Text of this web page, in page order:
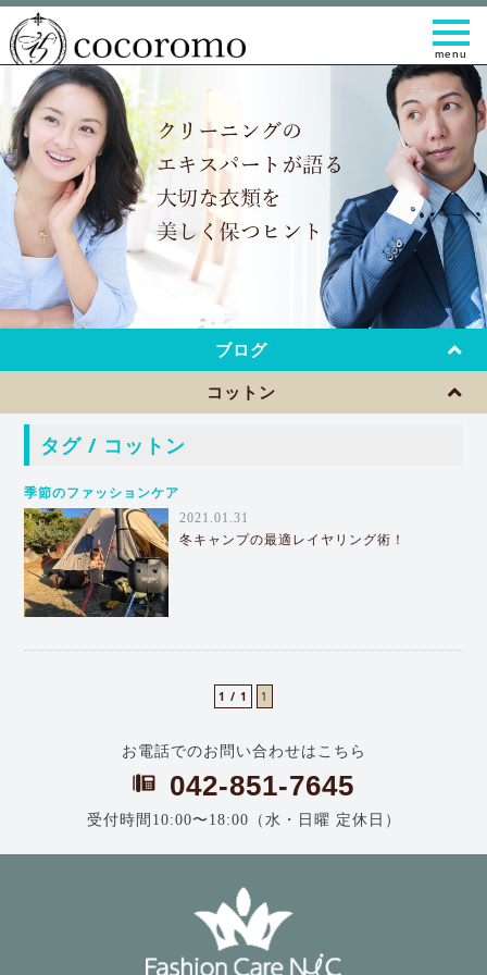
t
o
g
g
l
e
n
a
v
i
g
a
t
i
o
n
ブログ
コットン
タグ / コットン
季節のファッションケア
2021.01.31
冬キャンプの最適レイヤリング術！
1 / 1 1
お電話でのお問い合わせはこちら
042-851-7645
受付時間10:00〜18:00（水・日曜 定休日）